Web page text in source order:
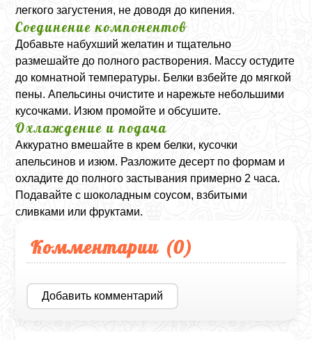
легкого загустения, не доводя до кипения.
Соединение компонентов
Добавьте набухший желатин и тщательно
размешайте до полного растворения. Массу остудите
до комнатной температуры. Белки взбейте до мягкой
пены. Апельсины очистите и нарежьте небольшими
кусочками. Изюм промойте и обсушите.
Охлаждение и подача
Аккуратно вмешайте в крем белки, кусочки
апельсинов и изюм. Разложите десерт по формам и
охладите до полного застывания примерно 2 часа.
Подавайте с шоколадным соусом, взбитыми
сливками или фруктами.
Комментарии (0)
Добавить комментарий